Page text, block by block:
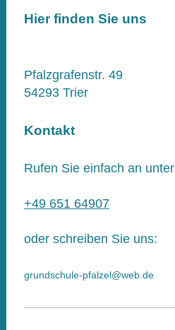
Hier finden Sie uns
Pfalzgrafenstr. 49
54293 Trier
Kontakt
Rufen Sie einfach an unter
+49 651 64907
oder schreiben Sie uns:
grundschule-pfalzel@web.de